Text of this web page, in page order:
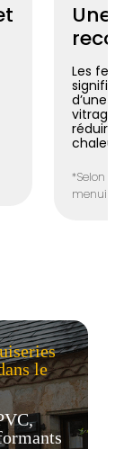
Les
d’une
*Selon
le